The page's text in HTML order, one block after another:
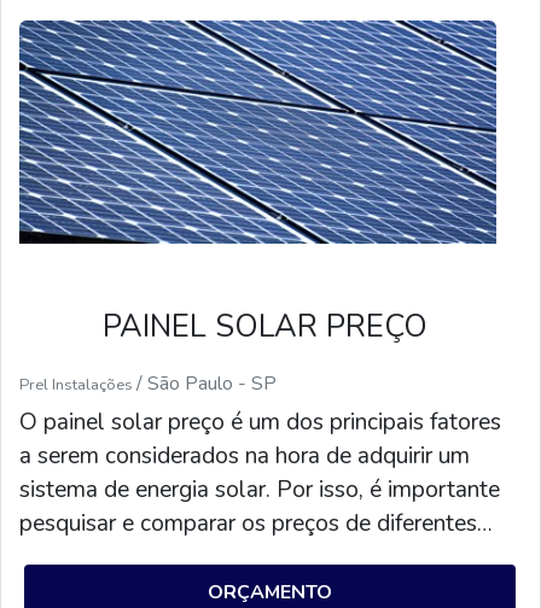
meio ambiente.
PAINEL SOLAR PREÇO
Prel Instalações / São Paulo - SP
O painel solar preço é um dos principais fatores
a serem considerados na hora de adquirir um
sistema de energia solar. Por isso, é importante
pesquisar e comparar os preços de diferentes
fornecedores para encontrar o melhor custo-
benefício. Além disso, é importante verificar a
ORÇAMENTO